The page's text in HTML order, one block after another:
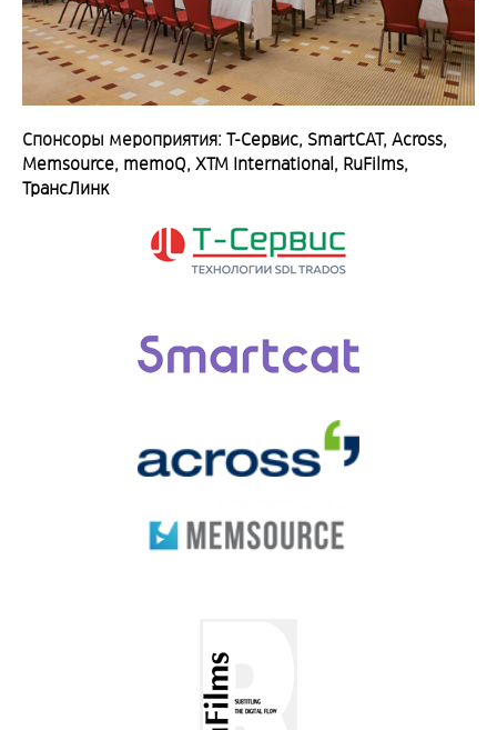
Спонсоры мероприятия: Т-Сервис, SmartCAT, Across,
Memsource, memoQ, XTM International, RuFilms,
ТрансЛинк